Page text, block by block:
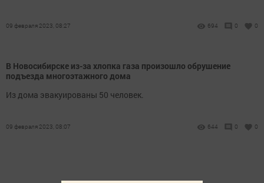
09 февраля 2023, 08:27 694 0 0
В Новосибирске из-за хлопка газа произошло обрушение
подъезда многоэтажного дома
Из дома эвакуированы 50 человек.
09 февраля 2023, 08:07 644 0 0